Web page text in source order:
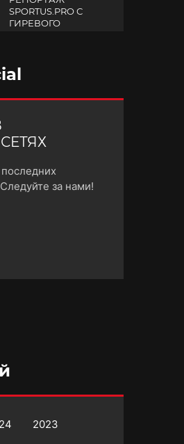
SPORTUS.PRO С
ГИРЕВОГО
последних
за нами!
2023